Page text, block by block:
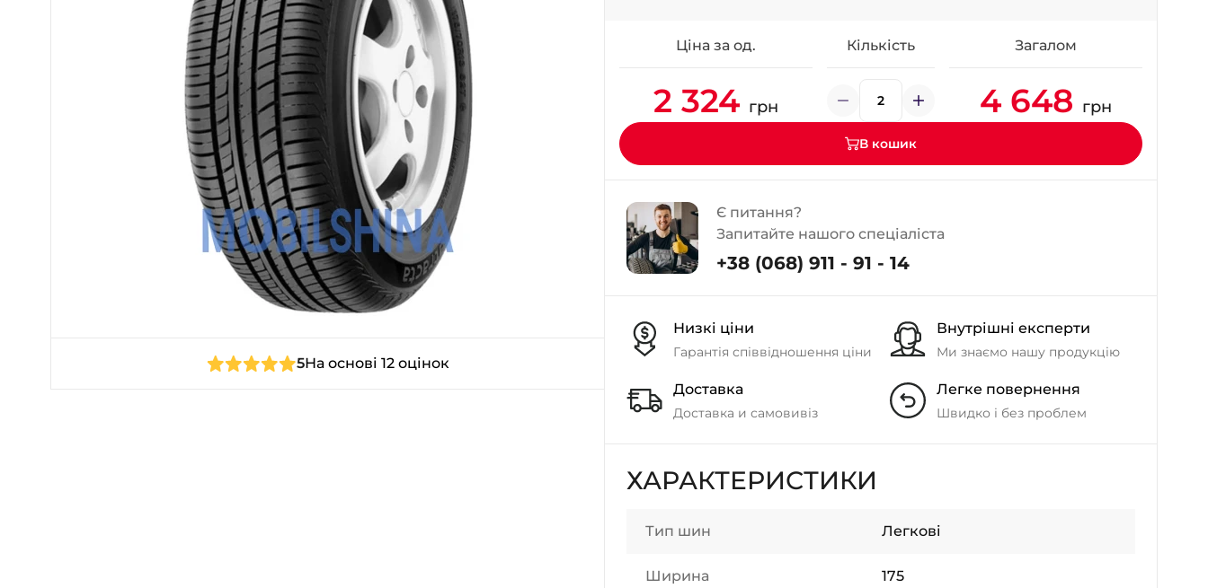
- Донецьке шосе
+38 (050)-911-911-2
- Щепкіна
+38 (099)-643-33-77
5На основі 12 оцінок
Ціна за од. Кількість Загалом
2 324 грн 4 648 грн
В кошик
Є питання?
Запитайте нашого спеціаліста
+38 (068) 911 - 91 - 14
Низкі ціни
Гарантія співвідношення ціни
Внутрішні експерти
Ми знаємо нашу продукцію
Доставка
Доставка и самовивіз
Легке повернення
Швидко і без проблем
ХАРАКТЕРИСТИКИ
Тип шин Легкові
Ширина 175